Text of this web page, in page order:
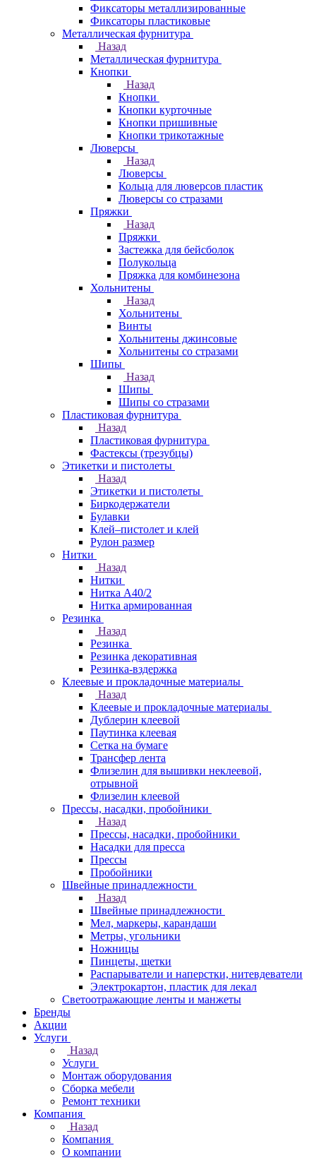
Фиксаторы металлизированные
Фиксаторы пластиковые
Металлическая фурнитура
Назад
Металлическая фурнитура
Кнопки
Назад
Кнопки
Кнопки курточные
Кнопки пришивные
Кнопки трикотажные
Люверсы
Назад
Люверсы
Кольца для люверсов пластик
Люверсы со стразами
Пряжки
Назад
Пряжки
Застежка для бейсболок
Полукольца
Пряжка для комбинезона
Хольнитены
Назад
Хольнитены
Винты
Хольнитены джинсовые
Хольнитены со стразами
Шипы
Назад
Шипы
Шипы со стразами
Пластиковая фурнитура
Назад
Пластиковая фурнитура
Фастексы (трезубцы)
Этикетки и пистолеты
Назад
Этикетки и пистолеты
Биркодержатели
Булавки
Клей–пистолет и клей
Рулон размер
Нитки
Назад
Нитки
Нитка А40/2
Нитка армированная
Резинка
Назад
Резинка
Резинка декоративная
Резинка-вздержка
Клеевые и прокладочные материалы
Назад
Клеевые и прокладочные материалы
Дублерин клеевой
Паутинка клеевая
Сетка на бумаге
Трансфер лента
Флизелин для вышивки неклеевой,
отрывной
Флизелин клеевой
Прессы, насадки, пробойники
Назад
Прессы, насадки, пробойники
Насадки для пресса
Прессы
Пробойники
Швейные принадлежности
Назад
Швейные принадлежности
Мел, маркеры, карандаши
Метры, угольники
Ножницы
Пинцеты, щетки
Распарыватели и наперстки, нитевдеватели
Электрокартон, пластик для лекал
Светоотражающие ленты и манжеты
Бренды
Акции
Услуги
Назад
Услуги
Монтаж оборудования
Сборка мебели
Ремонт техники
Компания
Назад
Компания
О компании